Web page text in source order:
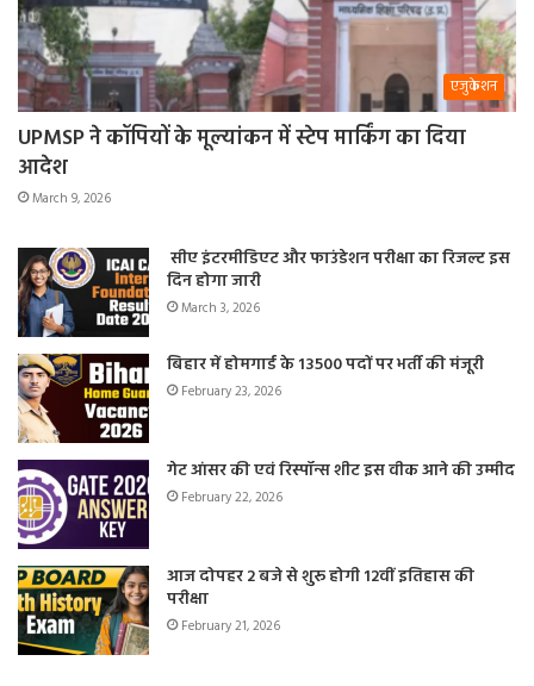
एजुकेशन
UPMSP ने कॉपियों के मूल्यांकन में स्टेप मार्किंग का दिया
आदेश
March 9, 2026
सीए इंटरमीडिएट और फाउंडेशन परीक्षा का रिजल्ट इस
दिन होगा जारी
March 3, 2026
बिहार में होमगार्ड के 13500 पदों पर भर्ती की मंजूरी
February 23, 2026
गेट आंसर की एवं रिस्पॉन्स शीट इस वीक आने की उम्मीद
February 22, 2026
आज दोपहर 2 बजे से शुरू होगी 12वीं इतिहास की
परीक्षा
February 21, 2026